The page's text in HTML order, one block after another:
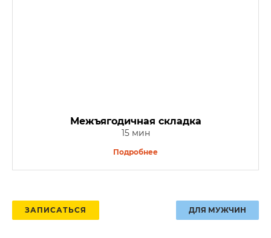
Межъягодичная складка
15 мин
Подробнее
ЗАПИСАТЬСЯ ДЛЯ МУЖЧИН